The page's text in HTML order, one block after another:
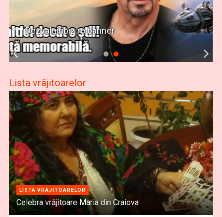
Dezvaluiribiz.ro banner
Lista vrăjitoarelor
LISTA VRAJITOARELOR
Celebra vrăjitoare Maria din Craiova